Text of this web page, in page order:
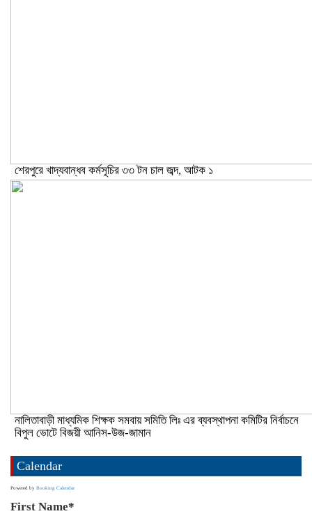
শেরপুরে খাদ্যবান্ধব কর্মসূচির ৩৩ টন চাল জব্দ, আটক ১
নালিতাবাড়ী মাধ্যমিক শিক্ষক সমবায় সমিতি লিঃ এর ব্যবস্থাপনা কমিটির নির্বাচনে
বিপুল ভোটে বিজয়ী আনিস-উজ-জামান
Calendar
Powered by Booking Calendar
First Name*